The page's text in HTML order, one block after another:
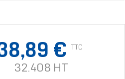
€ TTC
32.408 HT